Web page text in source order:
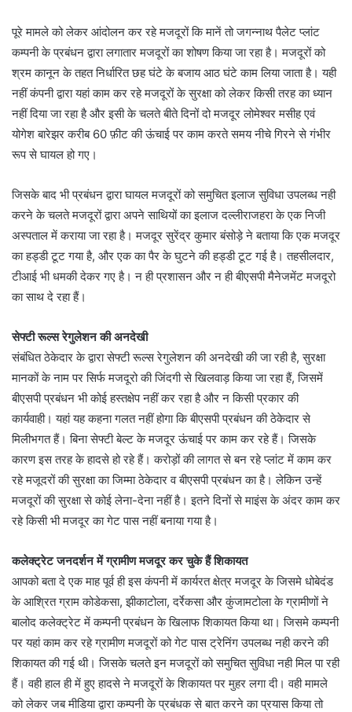
पूरे मामले को लेकर आंदोलन कर रहे मजदूरों कि मानें तो जगन्नाथ पैलेट प्लांट
कम्पनी के प्रबंधन द्वारा लगातार मजदूरों का शोषण किया जा रहा है। मजदूरों को
श्रम कानून के तहत निर्धारित छह घंटे के बजाय आठ घंटे काम लिया जाता है। यही
नहीं कंपनी द्वारा यहां काम कर रहे मजदूरों के सुरक्षा को लेकर किसी तरह का ध्यान
नहीं दिया जा रहा है और इसी के चलते बीते दिनों दो मजदूर लोमेश्वर मसीह एवं
योगेश बारेझर करीब 60 फ़ीट की ऊंचाई पर काम करते समय नीचे गिरने से गंभीर
रूप से घायल हो गए।
जिसके बाद भी प्रबंधन द्वारा घायल मजदूरों को समुचित इलाज सुविधा उपलब्ध नही
करने के चलते मजदूरों द्वारा अपने साथियों का इलाज दल्लीराजहरा के एक निजी
अस्पताल में कराया जा रहा है। मजदूर सुरेंद्र कुमार बंसोड़े ने बताया कि एक मजदूर
का हड्डी टूट गया है, और एक का पैर के घुटने की हड्डी टूट गई है। तहसीलदार,
टीआई भी धमकी देकर गए है। न ही प्रशासन और न ही बीएसपी मैनेजमेंट मजदूरो
का साथ दे रहा हैं।
सेफ्टी रूल्स रेगुलेशन की अनदेखी
संबंधित ठेकेदार के द्वारा सेफ्टी रूल्स रेगुलेशन की अनदेखी की जा रही है, सुरक्षा
मानकों के नाम पर सिर्फ मजदूरो की जिंदगी से खिलवाड़ किया जा रहा हैं, जिसमें
बीएसपी प्रबंधन भी कोई हस्तक्षेप नहीं कर रहा है और न किसी प्रकार की
कार्यवाही। यहां यह कहना गलत नहीं होगा कि बीएसपी प्रबंधन की ठेकेदार से
मिलीभगत हैं। बिना सेफ्टी बेल्ट के मजदूर ऊंचाई पर काम कर रहे हैं। जिसके
कारण इस तरह के हादसे हो रहे हैं। करोड़ों की लागत से बन रहे प्लांट में काम कर
रहे मजूदरों की सुरक्षा का जिम्मा ठेकेदार व बीएसपी प्रबंधन का है। लेकिन उन्हें
मजदूरों की सुरक्षा से कोई लेना-देना नहीं है। इतने दिनों से माइंस के अंदर काम कर
रहे किसी भी मजदूर का गेट पास नहीं बनाया गया है।
कलेक्ट्रेट जनदर्शन में ग्रामीण मजदूर कर चुके हैं शिकायत
आपको बता दे एक माह पूर्व ही इस कंपनी में कार्यरत क्षेत्र मजदूर के जिसमे धोबेदंड
के आश्रित ग्राम कोडेकसा, झीकाटोला, दर्रेकसा और कुंजामटोला के ग्रामीणों ने
बालोद कलेक्ट्रेट में कम्पनी प्रबंधन के खिलाफ शिकायत किया था। जिसमे कम्पनी
पर यहां काम कर रहे ग्रामीण मजदूरों को गेट पास ट्रेनिंग उपलब्ध नही करने की
शिकायत की गई थी। जिसके चलते इन मजदूरों को समुचित सुविधा नही मिल पा रही
हैं। वही हाल ही में हुए हादसे ने मजदूरों के शिकायत पर मुहर लगा दी। वही मामले
को लेकर जब मीडिया द्वारा कम्पनी के प्रबंधक से बात करने का प्रयास किया तो